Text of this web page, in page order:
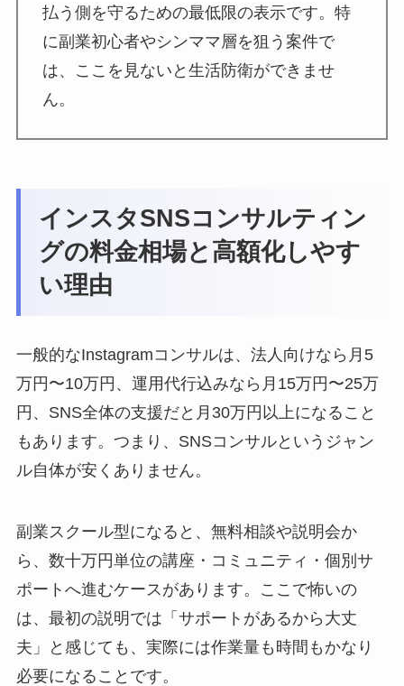
払う側を守るための最低限の表示です。特
に副業初心者やシンママ層を狙う案件で
は、ここを見ないと生活防衛ができませ
ん。
インスタSNSコンサルティン
グの料金相場と高額化しやす
い理由
一般的なInstagramコンサルは、法人向けなら月5
万円〜10万円、運用代行込みなら月15万円〜25万
円、SNS全体の支援だと月30万円以上になること
もあります。つまり、SNSコンサルというジャン
ル自体が安くありません。
副業スクール型になると、無料相談や説明会か
ら、数十万円単位の講座・コミュニティ・個別サ
ポートへ進むケースがあります。ここで怖いの
は、最初の説明では「サポートがあるから大丈
夫」と感じても、実際には作業量も時間もかなり
必要になることです。